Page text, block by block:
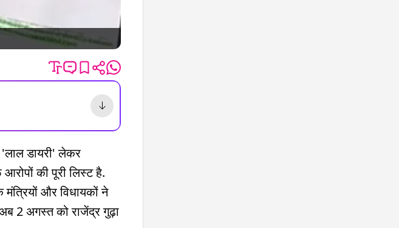
डायरी' लेकर
की पूरी लिस्ट है.
और विधायकों ने
2 अगस्त को राजेंद्र गुढ़ा